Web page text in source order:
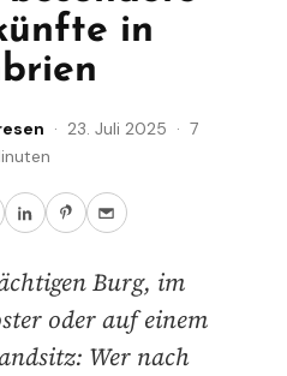
in
· 23. Juli 2025 · 7
Burg, im
oder auf einem
Wer nach